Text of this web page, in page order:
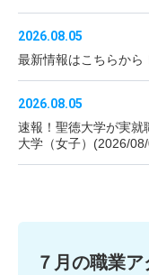
2026.08.05
最新情報はこちらか
2026.08.05
速報！聖徳大学が実
大学（女子）(2026/
７月の職業ア